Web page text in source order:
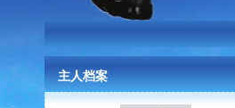
主人档案